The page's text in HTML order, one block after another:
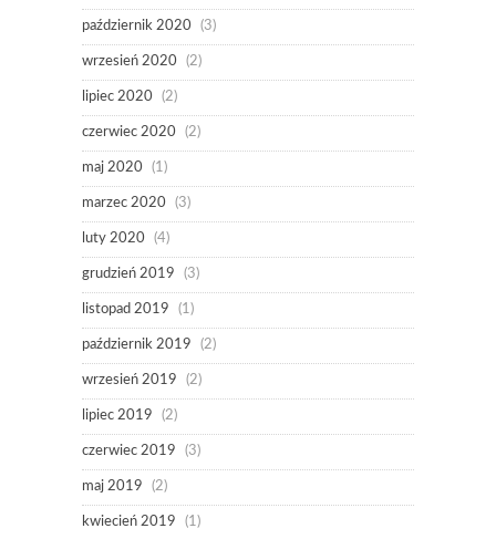
październik 2020 (3)
wrzesień 2020 (2)
lipiec 2020 (2)
czerwiec 2020 (2)
maj 2020 (1)
marzec 2020 (3)
luty 2020 (4)
grudzień 2019 (3)
listopad 2019 (1)
październik 2019 (2)
wrzesień 2019 (2)
lipiec 2019 (2)
czerwiec 2019 (3)
maj 2019 (2)
kwiecień 2019 (1)